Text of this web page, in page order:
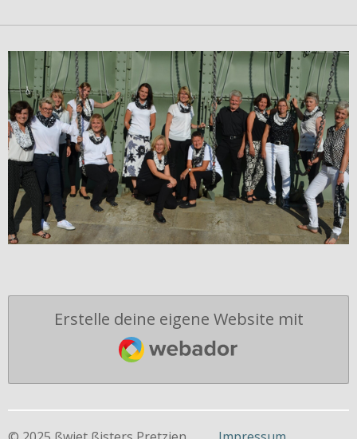
Erstelle deine eigene Website mit
Webador